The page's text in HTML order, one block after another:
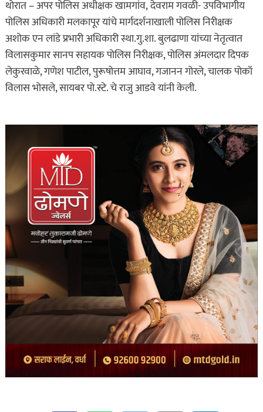
थोरात – अपर पोलिस अधीक्षक खामगांव, देवराम गवळी- उपविभागीय
पोलिस अधिकारी मलकापूर यांचे मार्गदर्शनाखाली पोलिस निरीक्षक
अशोक एन लांडे प्रभारी अधिकारी स्था.गु.शा. बुलढाणा यांच्या नेतृत्वात
विलासकुमार सानप सहायक पोलिस निरीक्षक, पोलिस अंमलदार दिपक
लेकुरवाळे, गणेश पाटील, पुरूषोत्तम आघाव, गजानन गोरले, चालक पोकॉ
विलास भोसले, सायबर पो.स्टे. चे राजु आडवे यांनी केली.